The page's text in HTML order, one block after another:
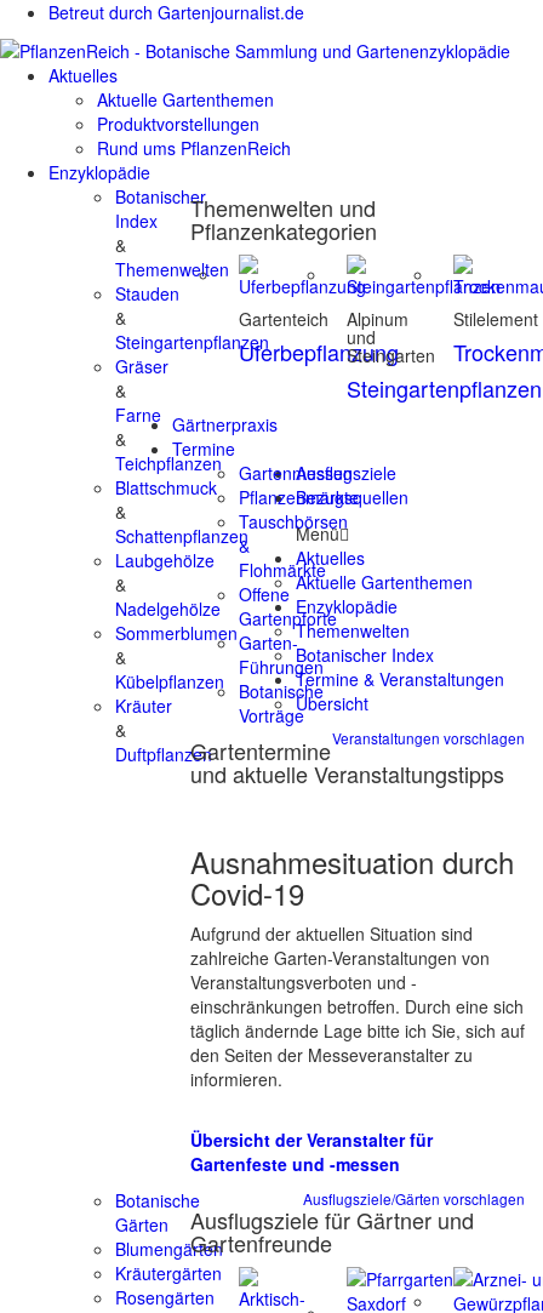
Betreut durch Gartenjournalist.de
Aktuelles
Aktuelle Gartenthemen
Produktvorstellungen
Rund ums PflanzenReich
Enzyklopädie
Botanischer
Index
&
Themenwelten
Stauden
&
Steingartenpflanzen
Gräser
&
Farne
&
Teichpflanzen
Blattschmuck
&
Schattenpflanzen
Laubgehölze
&
Nadelgehölze
Sommerblumen
&
Kübelpflanzen
Kräuter
&
Duftpflanzen
Themenwelten und
Pflanzenkategorien
Gartenteich
Uferbepflanzung
Alpinum
und
Steingarten
Steingartenpflanzen
Stilelement
Gärtnerpraxis
Termine
Gartenmessen
Pflanzenmärkte
Tauschbörsen
&
Flohmärkte
Offene
Gartenpforte
Garten-
Führungen
Botanische
Vorträge
Veranstaltungen vorschlagen
Gartentermine
und aktuelle Veranstaltungstipps
Ausnahmesituation durch
Covid-19
Aufgrund der aktuellen Situation sind
zahlreiche Garten-Veranstaltungen von
Veranstaltungsverboten und -
einschränkungen betroffen. Durch eine sich
täglich ändernde Lage bitte ich Sie, sich auf
den Seiten der Messeveranstalter zu
informieren.
Übersicht der Veranstalter für
Gartenfeste und -messen
Ausflugsziele
Botanische
Gärten
Blumengärten
Kräutergärten
Rosengärten
Ausflugsziele/Gärten vorschlagen
Ausflugsziele für Gärtner und
Gartenfreunde
Bezugsquellen
Menü
Aktuelles
Aktuelle Gartenthemen
Enzyklopädie
Themenwelten
Botanischer Index
Termine & Veranstaltungen
Übersicht